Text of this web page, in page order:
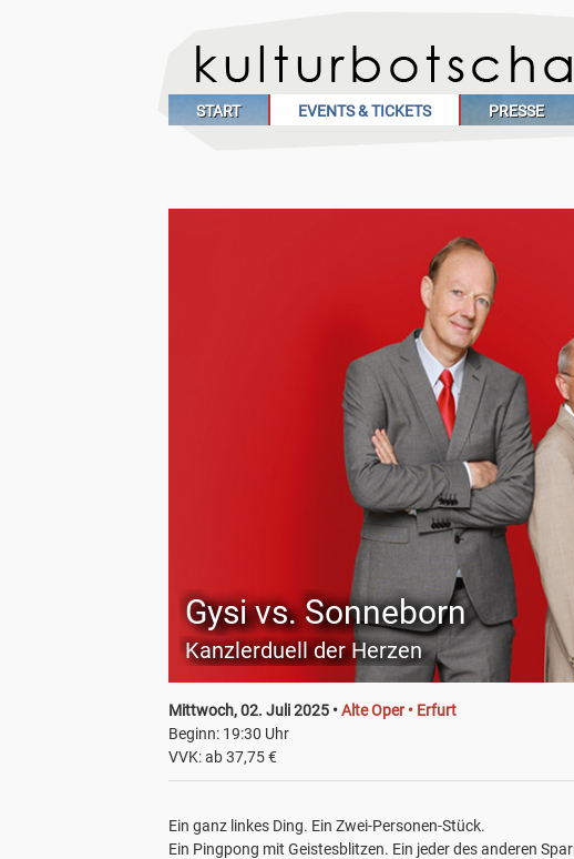
START EVENTS & TICKETS PRESSE
Gysi vs. Sonneborn
Kanzlerduell der Herzen
Mittwoch, 02. Juli 2025 •Alte Oper • Erfurt
Beginn: 19:30 Uhr
VVK: ab 37,75 €
Ein ganz linkes Ding. Ein Zwei-Personen-Stück.
Ein Pingpong mit Geistesblitzen. Ein jeder des anderen